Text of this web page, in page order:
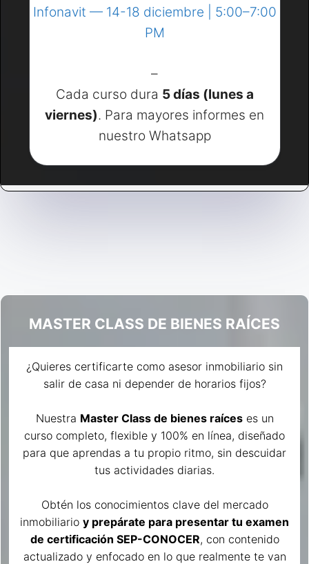
Infonavit — 14-18 diciembre | 5:00–7:00
PM
–
Cada curso dura 5 días (lunes a
viernes). Para mayores informes en
nuestro Whatsapp
MASTER CLASS DE BIENES RAÍCES
¿Quieres certificarte como asesor inmobiliario sin
salir de casa ni depender de horarios fijos?
Nuestra Master Class de bienes raíceses un
curso completo, flexible y 100% en línea, diseñado
para que aprendas a tu propio ritmo, sin descuidar
tus actividades diarias.
Obtén los conocimientos clave del mercado
inmobiliario y prepárate para presentar tu examen
de certificación SEP-CONOCER, con contenido
actualizado y enfocado en lo que realmente te van